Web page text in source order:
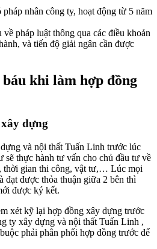
nhân công ty, hoạt động từ 5 năm
pháp luật thông qua các điều khoản
và tiến độ giải ngân cần được
khi làm hợp đồng
dựng
và nội thất Tuấn Linh trước lúc
sẽ thực hành tư vấn cho chủ đầu tư về
thời gian thi công, vật tư,… Lúc mọi
đạt được thỏa thuận giữa 2 bên thì
được ký kết.
xét kỹ lại hợp đồng xây dựng trước
ty xây dựng và nội thất Tuấn Linh ,
phải phân phối hợp đồng trước để